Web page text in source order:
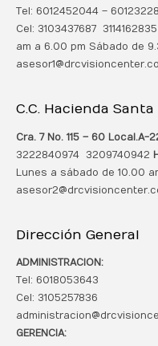
Tel: 6012452044 –
Cel: 3103437687 3114162835
am a 6.00 pm Sábado de
C.C. Hacienda
Cra. 7 No. 115 – 60 Local.A-
3222840974 3209740942
Lunes a sábado de 10.00
Dirección General
ADMINISTRACION:
Tel: 6018053643
Cel: 3105257836
GERENCIA: